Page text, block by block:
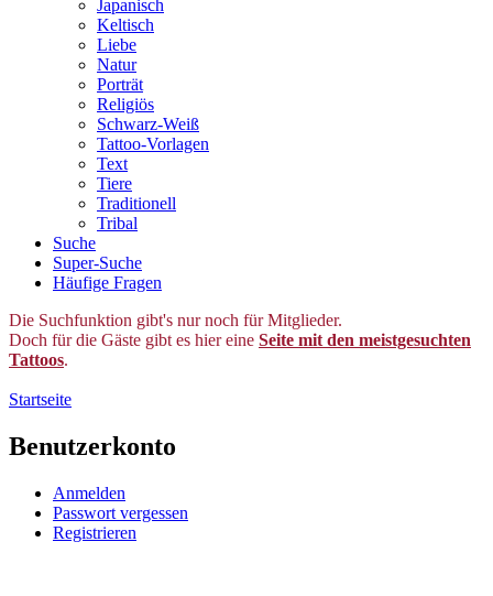
Japanisch
Keltisch
Liebe
Natur
Porträt
Religiös
Schwarz-Weiß
Tattoo-Vorlagen
Text
Tiere
Traditionell
Tribal
Suche
Super-Suche
Häufige Fragen
Die Suchfunktion gibt's nur noch für Mitglieder.
Doch für die Gäste gibt es hier eine Seite mit den meistgesuchten
Tattoos.
Startseite
Benutzerkonto
Anmelden
Passwort vergessen
Registrieren